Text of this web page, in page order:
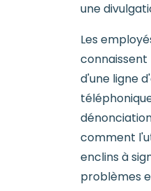
une
Les
d'une ligne
comment
enclins à
problèmes